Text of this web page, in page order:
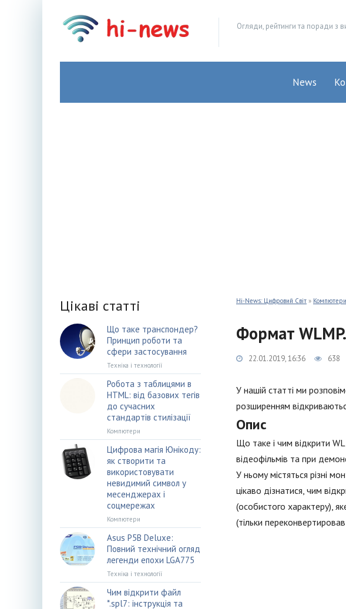
Огляди, рейтинги та поради з
News
Hi-News: Цифровий Світ » Компютери
Формат
22.01.2019, 16:36 638
У нашій статті ми
розширенням
Опис
Що таке і чим відкрити
відеофільмів та при
У ньому містяться різні
цікаво дізнатися, чим
(особистого характеру),
(тільки
Цікаві статті
Що таке транспондер?
Принцип роботи та
сфери застосування
Техніка і технології
Робота з таблицями в
HTML: від базових тегів
до сучасних
стандартів стилізації
Компютери
Цифрова магія Юнікоду:
як створити та
використовувати
невидимий символ у
месенджерах і
соцмережах
Компютери
Asus P5B Deluxe:
Повний технічний огляд
легенди епохи LGA775
Техніка і технології
Чим відкрити файл
*.spl7: інструкція та